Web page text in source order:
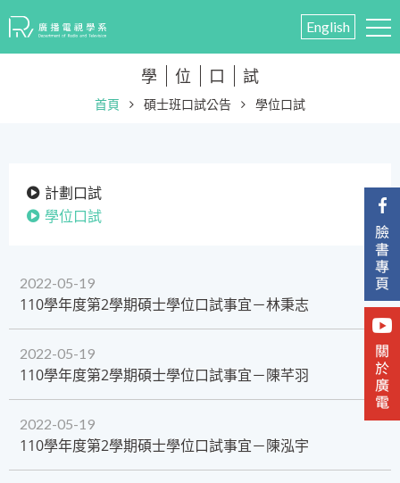
English
學 位 口 試
首頁 碩士班口試公告 學位口試
計劃口試
學位口試
2022-05-19
​110學年度第2學期碩士學位口試事宜－林秉志
2022-05-19
110學年度第2學期碩士學位口試事宜－陳芊羽
2022-05-19
110學年度第2學期碩士學位口試事宜－陳泓宇